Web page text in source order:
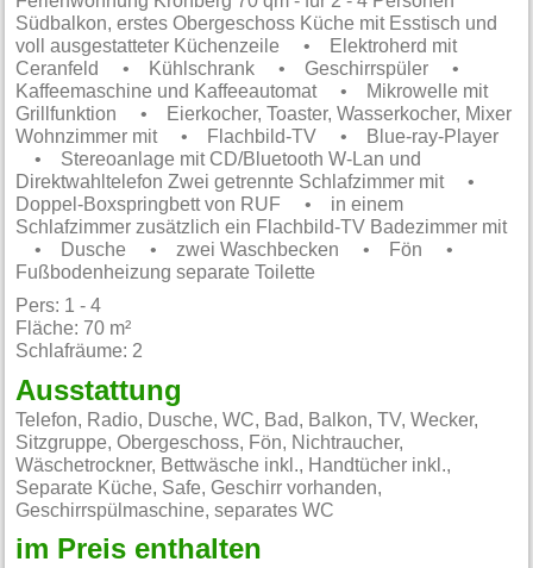
Südbalkon, erstes Obergeschoss Küche mit Esstisch und
voll ausgestatteter Küchenzeile • Elektroherd mit
Ceranfeld • Kühlschrank • Geschirrspüler •
Kaffeemaschine und Kaffeeautomat • Mikrowelle mit
Grillfunktion • Eierkocher, Toaster, Wasserkocher, Mixer
Wohnzimmer mit • Flachbild-TV • Blue-ray-Player
• Stereoanlage mit CD/Bluetooth W-Lan und
Direktwahltelefon Zwei getrennte Schlafzimmer mit •
Doppel-Boxspringbett von RUF • in einem
Schlafzimmer zusätzlich ein Flachbild-TV Badezimmer mit
• Dusche • zwei Waschbecken • Fön •
Fußbodenheizung separate Toilette
Pers: 1 - 4
Fläche: 70 m²
Schlafräume: 2
Ausstattung
Telefon, Radio, Dusche, WC, Bad, Balkon, TV, Wecker,
Sitzgruppe, Obergeschoss, Fön, Nichtraucher,
Wäschetrockner, Bettwäsche inkl., Handtücher inkl.,
Separate Küche, Safe, Geschirr vorhanden,
Geschirrspülmaschine, separates WC
im Preis enthalten